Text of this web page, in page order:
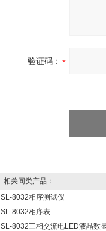
验证码：
相关同类产品：
SL-8032相序测试仪
SL-8032相序表
SL-8032三相交流电LED液晶数